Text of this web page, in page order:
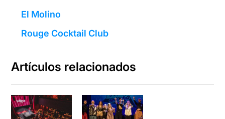
El Molino
Rouge Cocktail Club
Artículos relacionados